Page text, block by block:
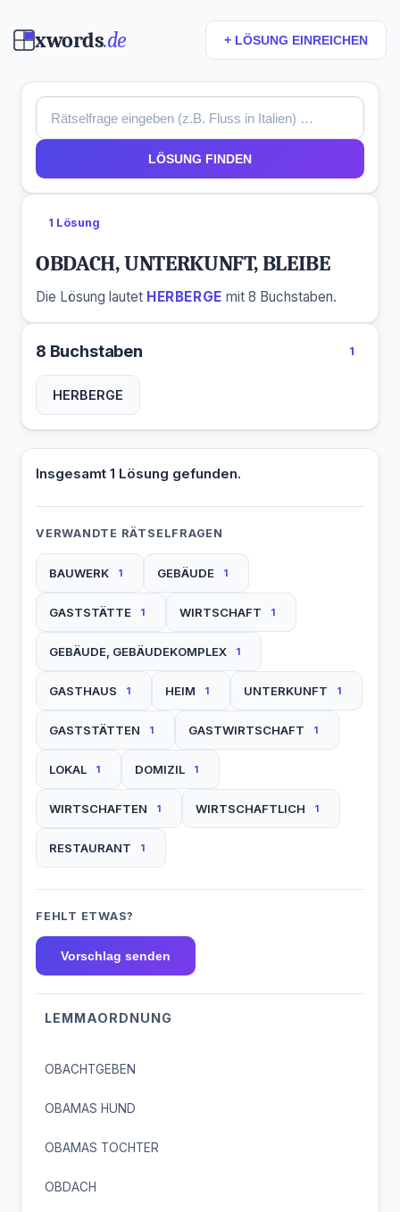
xwords.de + LÖSUNG EINREICHEN
LÖSUNG FINDEN
1 Lösung
OBDACH, UNTERKUNFT, BLEIBE
Die Lösung lautet HERBERGE mit 8 Buchstaben.
8 Buchstaben 1
HERBERGE
Insgesamt 1 Lösung gefunden.
VERWANDTE RÄTSELFRAGEN
BAUWERK 1 GEBÄUDE 1
GASTSTÄTTE 1 WIRTSCHAFT 1
GEBÄUDE, GEBÄUDEKOMPLEX 1
GASTHAUS 1 HEIM 1 UNTERKUNFT 1
GASTSTÄTTEN 1 GASTWIRTSCHAFT 1
LOKAL 1 DOMIZIL 1
WIRTSCHAFTEN 1 WIRTSCHAFTLICH 1
RESTAURANT 1
FEHLT ETWAS?
Vorschlag senden
LEMMAORDNUNG
OBACHTGEBEN
OBAMAS HUND
OBAMAS TOCHTER
OBDACH